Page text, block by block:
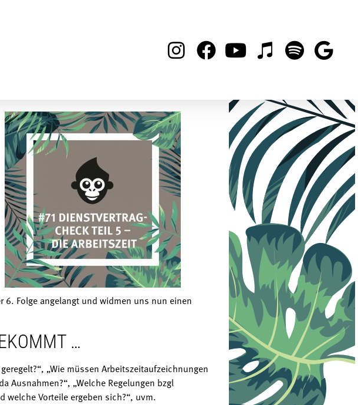
Folge angelangt und widmen uns nun einen
…
„Wie müssen Arbeitszeitaufzeichnungen
Ausnahmen?“, „Welche Regelungen bzgl
welche Vorteile ergeben sich?“, uvm.